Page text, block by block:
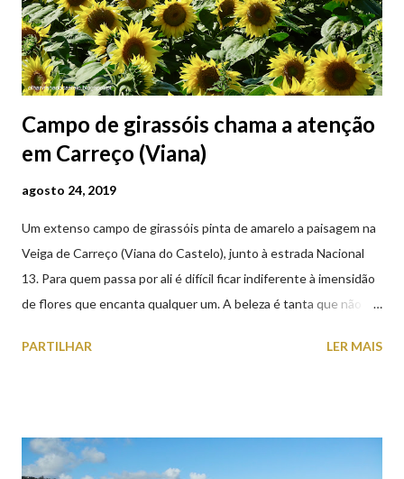
Campo de girassóis chama a atenção
em Carreço (Viana)
agosto 24, 2019
Um extenso campo de girassóis pinta de amarelo a paisagem na
Veiga de Carreço (Viana do Castelo), junto à estrada Nacional
13. Para quem passa por ali é difícil ficar indiferente à imensidão
de flores que encanta qualquer um. A beleza é tanta que não
aproveite a paisagem como cenário para tirar algumas
PARTILHAR LER MAIS